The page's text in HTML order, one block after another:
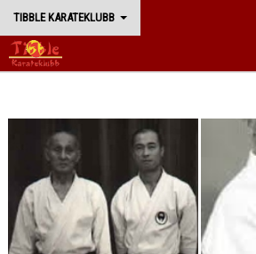
TIBBLE KARATEKLUBB
BÖRJA TRÄNA
NYHETER
TRÄNING
WADORYU KARATE